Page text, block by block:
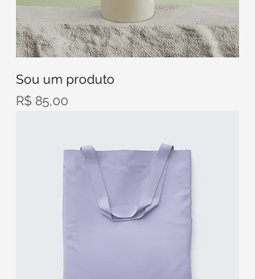
Sou um produto
Preço
R$ 85,00